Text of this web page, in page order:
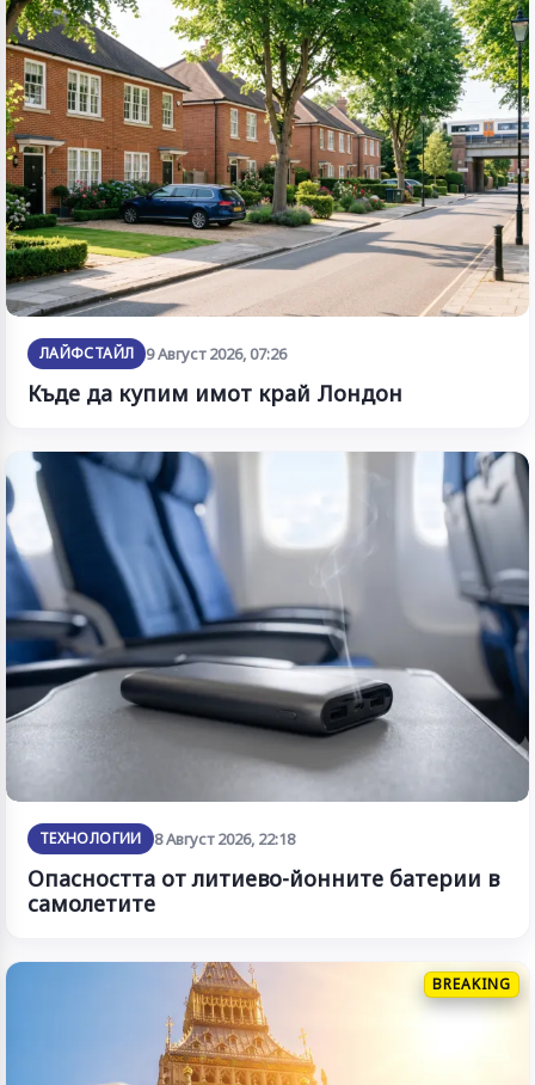
ЛАЙФСТАЙЛ 9 Август 2026, 07:26
Къде да купим имот край Лондон
ТЕХНОЛОГИИ 8 Август 2026, 22:18
Опасността от литиево-йонните батерии в
самолетите
BREAKING